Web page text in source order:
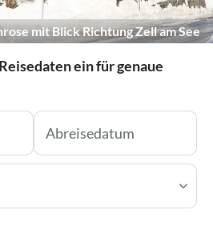
mit Blick Richtung Zell am See
ein für genaue